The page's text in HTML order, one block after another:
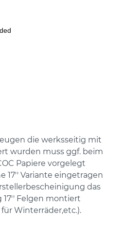
die werksseitig mit
wurden muss ggf. beim
Papiere vorgelegt
17'' Variante eingetragen
das
17'' Felgen montiert
Winterräder,etc.).